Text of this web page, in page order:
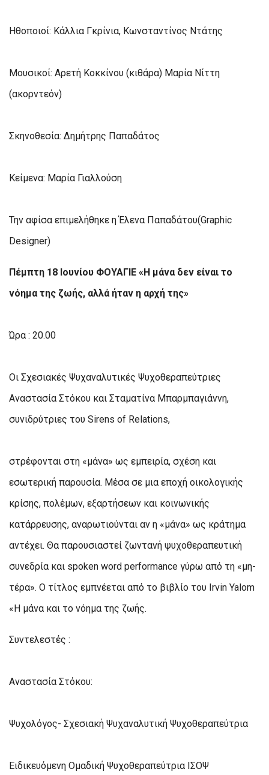
Ηθοποιοί: Κάλλια Γκρίνια, Κωνσταντίνος Ντάτης
Μουσικοί: Αρετή Κοκκίνου (κιθάρα) Μαρία Νίττη
(ακορντεόν)
Σκηνοθεσία: Δημήτρης Παπαδάτος
Κείμενα: Μαρία Γιαλλούση
Την αφίσα επιμελήθηκε η Έλενα Παπαδάτου(Graphic
Designer)
Πέμπτη 18 Ιουνίου ΦΟΥΑΓΙΕ «Η μάνα δεν είναι το
νόημα της ζωής, αλλά ήταν η αρχή της»
Ώρα : 20.00
Οι Σχεσιακές Ψυχαναλυτικές Ψυχοθεραπεύτριες
Αναστασία Στόκου και Σταματίνα Μπαρμπαγιάννη,
συνιδρύτριες του Sirens of Relations,
στρέφονται στη «μάνα» ως εμπειρία, σχέση και
εσωτερική παρουσία. Μέσα σε μια εποχή οικολογικής
κρίσης, πολέμων, εξαρτήσεων και κοινωνικής
κατάρρευσης, αναρωτιούνται αν η «μάνα» ως κράτημα
αντέχει. Θα παρουσιαστεί ζωντανή ψυχοθεραπευτική
συνεδρία και spoken word performance γύρω από τη «μη-
τέρα». Ο τίτλος εμπνέεται από το βιβλίο του Irvin Yalom
«Η μάνα και το νόημα της ζωής.
Συντελεστές :
Αναστασία Στόκου:
Ψυχολόγος- Σχεσιακή Ψυχαναλυτική Ψυχοθεραπεύτρια
Ειδικευόμενη Ομαδική Ψυχοθεραπεύτρια ΙΣΟΨ